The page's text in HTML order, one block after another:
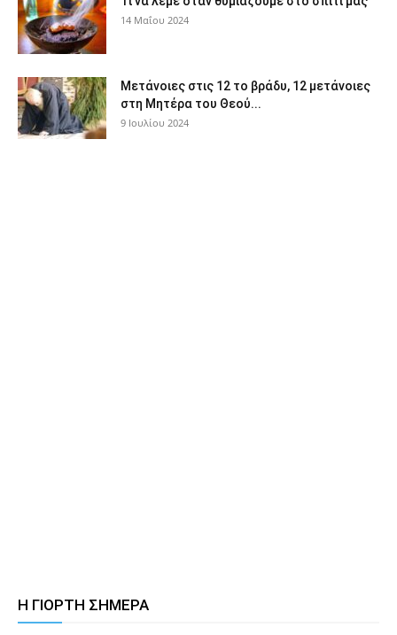
14 Μαΐου 2024
Μετάνοιες στις 12 το βράδυ, 12 μετάνοιες
στη Μητέρα του Θεού...
9 Ιουλίου 2024
Η ΓΙΟΡΤΗ ΣΗΜΕΡΑ